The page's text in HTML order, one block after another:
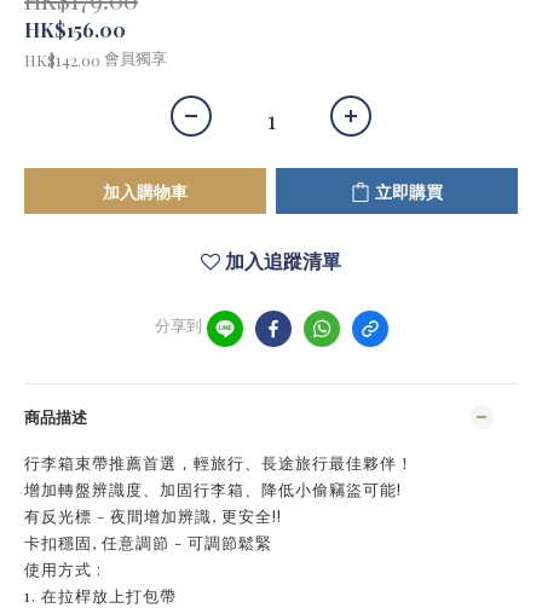
HK$156.00
HK$142.00 會員獨享
加入購物車 立即購買
加入追蹤清單
分享到
商品描述
行李箱束帶推薦首選，輕旅行、長途旅行最佳夥伴！
增加轉盤辨識度、加固行李箱、降低小偷竊盜可能!
有反光標 - 夜間增加辨識, 更安全!!
卡扣穩固, 任意調節 - 可調節鬆緊
使用方式 :
1. 在拉桿放上打包帶